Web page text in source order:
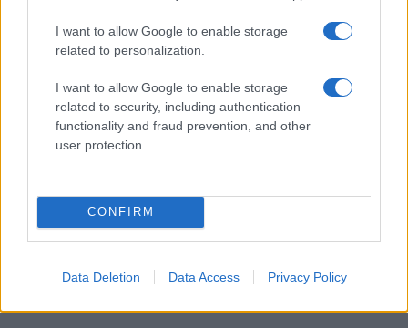
I want to allow Google to enable storage
related to personalization.
I want to allow Google to enable storage
related to security, including authentication
functionality and fraud prevention, and other
user protection.
CONFIRM
Data Deletion Data Access Privacy Policy
I nostri cari
I nostri cari